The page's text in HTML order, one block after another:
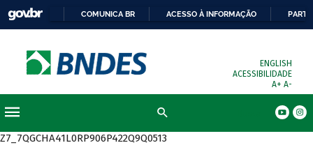
COMUNICA BR ACESSO À INFORMAÇÃO
ENGLISH
ACESSIBILIDADE
A+ A-
Z7_7QGCHA41L0RP906P422Q9Q0513